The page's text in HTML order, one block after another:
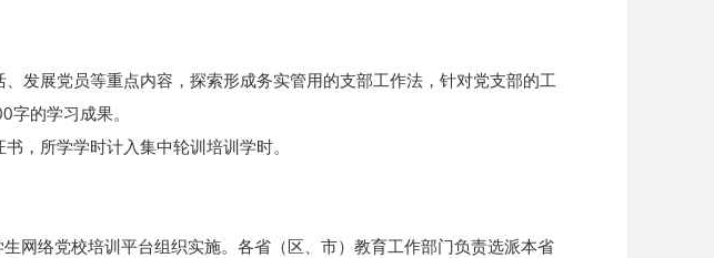
发展党员等重点内容，探索形成务实管用的支部工作法，针对党支部的工
的学习成果。
，所学学时计入集中轮训培训学时。
网络党校培训平台组织实施。各省（区、市）教育工作部门负责选派本省